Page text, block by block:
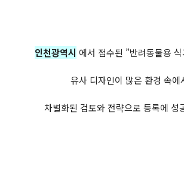
인천광역시 에서 접수된 ”반려동물용
유사 디자인이 많은 환경 속에
차별화된 검토와 전략으로 등록에 성